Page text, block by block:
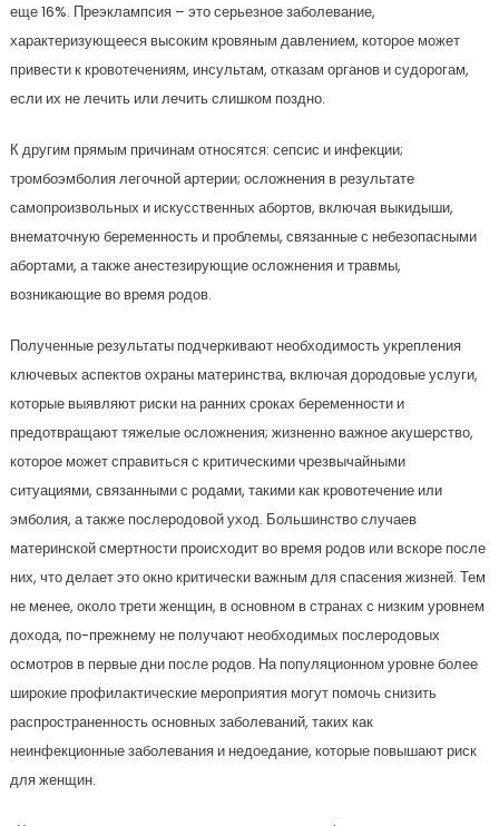
еще 16%. Преэклампсия – это серьезное заболевание,
характеризующееся высоким кровяным давлением, которое может
привести к кровотечениям, инсультам, отказам органов и судорогам,
если их не лечить или лечить слишком поздно.
К другим прямым причинам относятся: сепсис и инфекции;
тромбоэмболия легочной артерии; осложнения в результате
самопроизвольных и искусственных абортов, включая выкидыши,
внематочную беременность и проблемы, связанные с небезопасными
абортами, а также анестезирующие осложнения и травмы,
возникающие во время родов.
Полученные результаты подчеркивают необходимость укрепления
ключевых аспектов охраны материнства, включая дородовые услуги,
которые выявляют риски на ранних сроках беременности и
предотвращают тяжелые осложнения; жизненно важное акушерство,
которое может справиться с критическими чрезвычайными
ситуациями, связанными с родами, такими как кровотечение или
эмболия, а также послеродовой уход. Большинство случаев
материнской смертности происходит во время родов или вскоре после
них, что делает это окно критически важным для спасения жизней. Тем
не менее, около трети женщин, в основном в странах с низким уровнем
дохода, по-прежнему не получают необходимых послеродовых
осмотров в первые дни после родов. На популяционном уровне более
широкие профилактические мероприятия могут помочь снизить
распространенность основных заболеваний, таких как
неинфекционные заболевания и недоедание, которые повышают риск
для женщин.